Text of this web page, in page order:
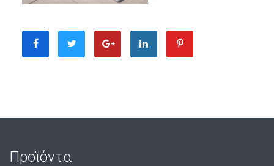
Προϊόντα